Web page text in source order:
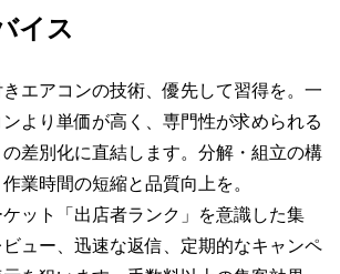
イス
エアコンの技術、優先して習得を。一
より単価が高く、専門性が求められる
差別化に直結します。分解・組立の構
業時間の短縮と品質向上を。
ケット「出店者ランク」を意識した集
ュー、迅速な返信、定期的なキャンペ